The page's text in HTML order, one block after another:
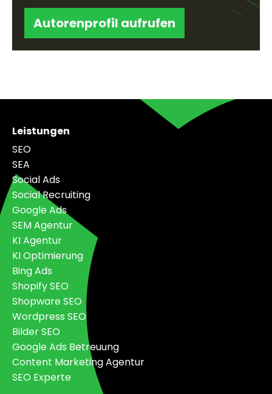
Autorenprofil aufrufen
Leistungen
SEO
SEA
Social Ads
Social Recruiting
Google Ads
SEM Agentur
KI Agentur
KI Optimierung
Bing Ads
Shopify SEO
Shopware SEO
Wordpress SEO
Bilder SEO
Google Ads Betreuung
Content Marketing Agentur
SEO Experte